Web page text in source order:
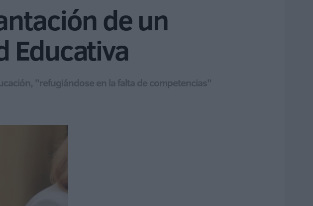
de un
Educativa
"refugiándose en la falta de competencias"